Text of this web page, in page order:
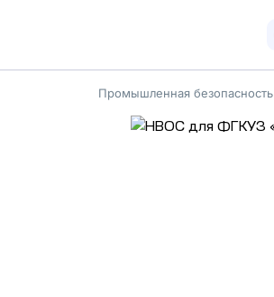
Промышленная безопасность